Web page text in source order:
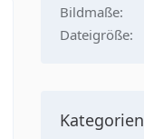
Bildmaße
Dateigröße
Kategorien